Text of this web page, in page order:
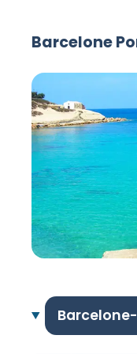
Barcelone